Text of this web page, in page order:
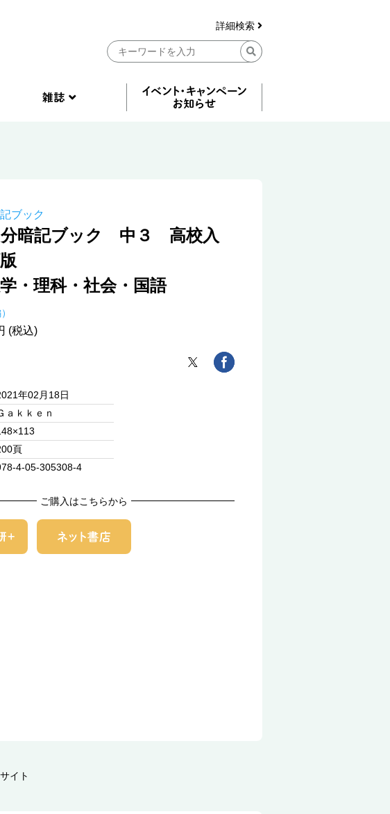
詳細検索
ブック
分暗記ブック 中３ 高校入
・理科・社会・国語
(税込)
年02月18日
ａｋｋｅｎ
頁
4-05-305308-4
ご購入はこちらから
イト